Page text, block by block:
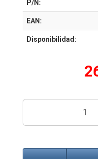
P/N:
EAN:
Disponibilidad: